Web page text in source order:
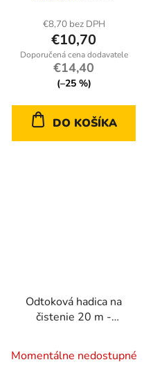
€8,70 bez DPH
€10,70
€14,40
(–25 %)
DO KOŠÍKA
Odtoková hadica na
čistenie 20 m -
riadu so závitom
KD2059
Momentálne nedostupné